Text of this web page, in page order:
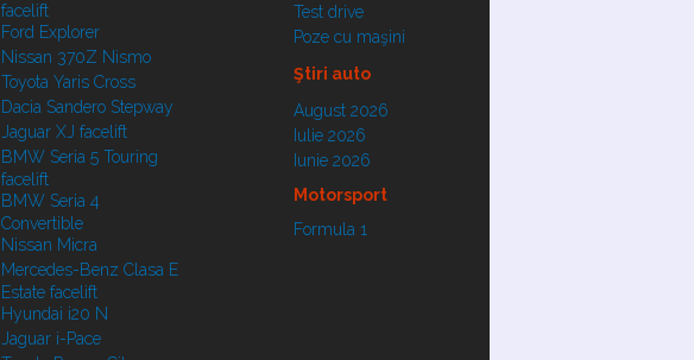
facelift
Ford Explorer
Nissan 370Z Nismo
Toyota Yaris Cross
Dacia Sandero Stepway
Jaguar XJ facelift
BMW Seria 5 Touring
facelift
BMW Seria 4
Convertible
Nissan Micra
Mercedes-Benz Clasa E
Estate facelift
Hyundai i20 N
Jaguar i-Pace
Test drive
Poze cu maşini
Ştiri auto
August 2026
Iulie 2026
Iunie 2026
Motorsport
Formula 1